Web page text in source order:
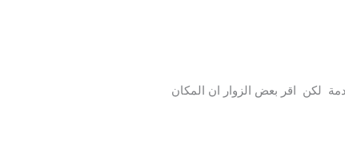
لكن اقر بعض الزوار ان المكان